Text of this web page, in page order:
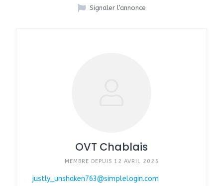
Signaler l’annonce
OVT Chablais
MEMBRE DEPUIS 12 AVRIL 2025
justly_unshaken763@simplelogin.com